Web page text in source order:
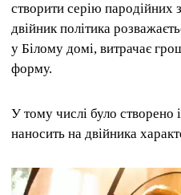
створити серію пародійних
двійник політика
у Білому домі, витрачає
форму.
У тому числі було створено
наносить на двійника